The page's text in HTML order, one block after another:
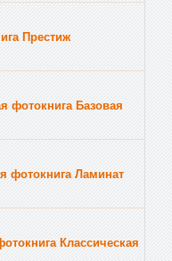
Престиж
фотокнига Базовая
фотокнига Ламинат
Классическая